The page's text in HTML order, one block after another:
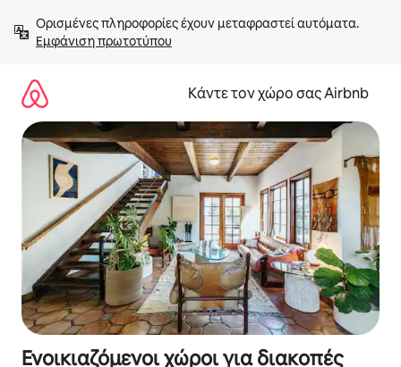
στο
περιεχόμενοΕμφάνιση πρωτοτύπου
Κάντε τον χώρο σας Airbnb
Ενοικιαζόμενοι χώροι για διακοπές